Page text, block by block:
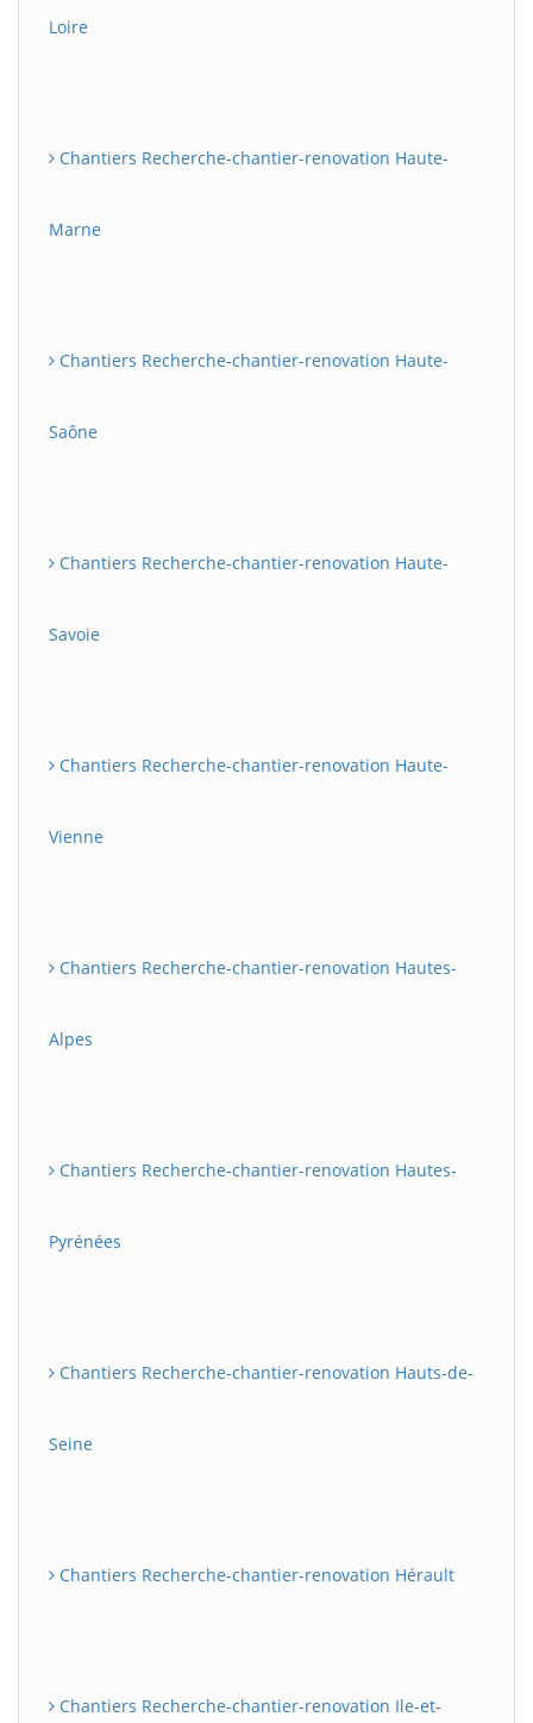
Loire
Chantiers Recherche-chantier-renovation Haute-
Marne
Chantiers Recherche-chantier-renovation Haute-
Saône
Chantiers Recherche-chantier-renovation Haute-
Savoie
Chantiers Recherche-chantier-renovation Haute-
Vienne
Chantiers Recherche-chantier-renovation Hautes-
Alpes
Chantiers Recherche-chantier-renovation Hautes-
Pyrénées
Chantiers Recherche-chantier-renovation Hauts-de-
Seine
Chantiers Recherche-chantier-renovation Hérault
Chantiers Recherche-chantier-renovation Ile-et-